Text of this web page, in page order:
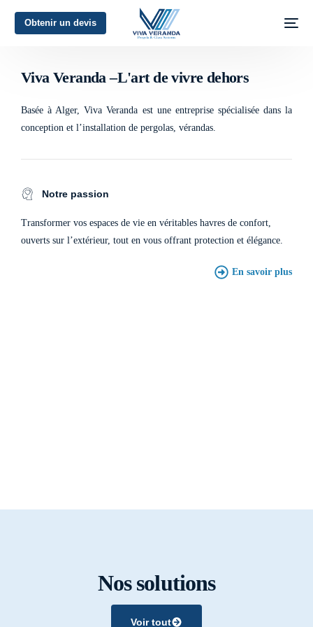
Obtenir un devis
L'art de vivre dehors
Viva Veranda –L'art de vivre dehors
Basée à Alger, Viva Veranda est une entreprise spécialisée dans la
conception et l’installation de pergolas, vérandas.
Notre passion
Transformer vos espaces de vie en véritables havres de confort,
ouverts sur l’extérieur, tout en vous offrant protection et élégance.
En savoir plus
Nos solutions
Voir tout